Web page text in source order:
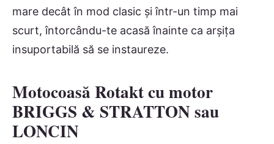
mare decât în mod clasic şi într-un timp mai
scurt, întorcându-te acasă înainte ca arşiţa
insuportabilă să se instaureze.
Motocoasă Rotakt cu motor
BRIGGS & STRATTON sau
LONCIN